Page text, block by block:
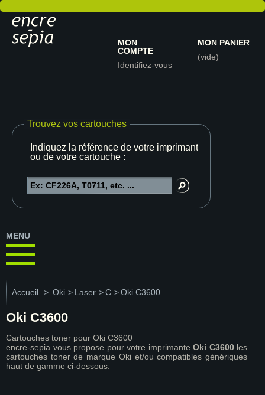
MON
COMPTE
Identifiez-vous
MON PANIER
(vide)
Trouvez vos cartouches
Indiquez la référence de votre imprimante
ou de votre cartouche :
MENU
Accueil > Oki > Laser >C >Oki C3600
Oki C3600
Cartouches toner pour Oki C3600
encre-sepia vous propose pour votre imprimante Oki C3600les
cartouches toner de marque Oki et/ou compatibles génériques
haut de gamme ci-dessous: